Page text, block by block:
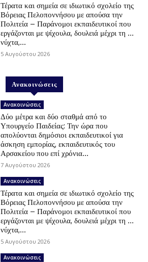
Τέρατα και σημεία σε ιδιωτικό σχολείο της
Βόρειας Πελοποννήσου με απούσα την
Πολιτεία – Παράνομοι εκπαιδευτικοί που
εργάζονται με ψίχουλα, δουλειά μέχρι τη …
νύχτα,...
5 Αυγούστου 2026
Ανακοινώσεις
Ανακοινώσεις
Δύο μέτρα και δύο σταθμά από το
Υπουργείο Παιδείας: Την ώρα που
απολύονται δημόσιοι εκπαιδευτικοί για
άσκηση εμπορίας, εκπαιδευτικός του
Αρσακείου που επί χρόνια...
7 Αυγούστου 2026
Ανακοινώσεις
Τέρατα και σημεία σε ιδιωτικό σχολείο της
Βόρειας Πελοποννήσου με απούσα την
Πολιτεία – Παράνομοι εκπαιδευτικοί που
εργάζονται με ψίχουλα, δουλειά μέχρι τη …
νύχτα,...
5 Αυγούστου 2026
Ανακοινώσεις